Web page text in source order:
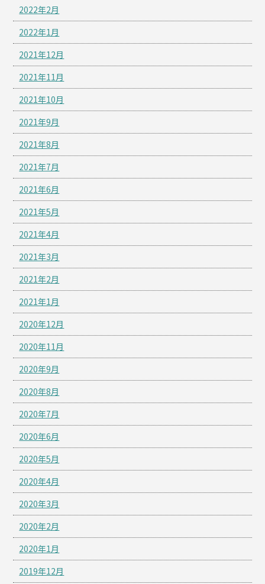
2022年2月
2022年1月
2021年12月
2021年11月
2021年10月
2021年9月
2021年8月
2021年7月
2021年6月
2021年5月
2021年4月
2021年3月
2021年2月
2021年1月
2020年12月
2020年11月
2020年9月
2020年8月
2020年7月
2020年6月
2020年5月
2020年4月
2020年3月
2020年2月
2020年1月
2019年12月